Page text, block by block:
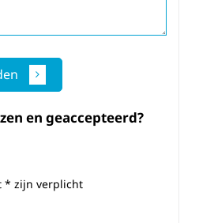
en geaccepteerd?
* zijn verplicht